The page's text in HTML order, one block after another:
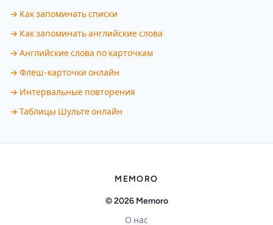
→ Как запоминать списки
→ Как запоминать английские слова
→ Английские слова по карточкам
→ Флеш-карточки онлайн
→ Интервальные повторения
→ Таблицы Шульте онлайн
MEMORO
© 2026 Memoro
О нас